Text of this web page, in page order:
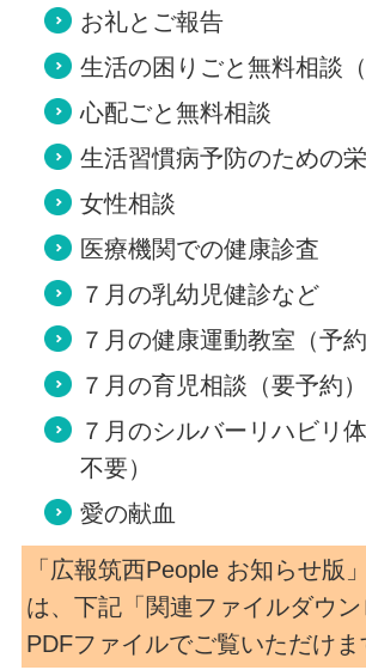
お礼とご報告
生活の困りごと無料相談（
心配ごと無料相談
生活習慣病予防のための栄
女性相談
医療機関での健康診査
７月の乳幼児健診など
７月の健康運動教室（予約
７月の育児相談（要予約）
７月のシルバーリハビリ
不要）
愛の献血
「広報筑西People お知らせ版
は、下記「関連ファイルダウン
PDFファイルでご覧いただけま